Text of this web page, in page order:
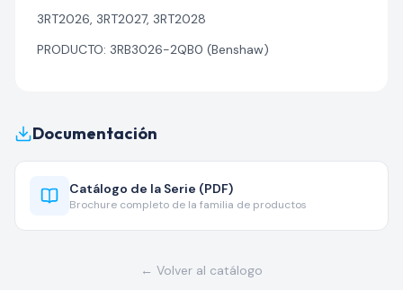
3RT2026, 3RT2027, 3RT2028
PRODUCTO: 3RB3026-2QB0 (Benshaw)
Documentación
Catálogo de la Serie (PDF)
Brochure completo de la familia de productos
← Volver al catálogo